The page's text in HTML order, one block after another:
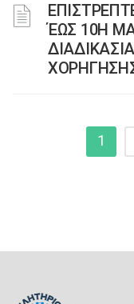
ΈΩΣ 10Η
1